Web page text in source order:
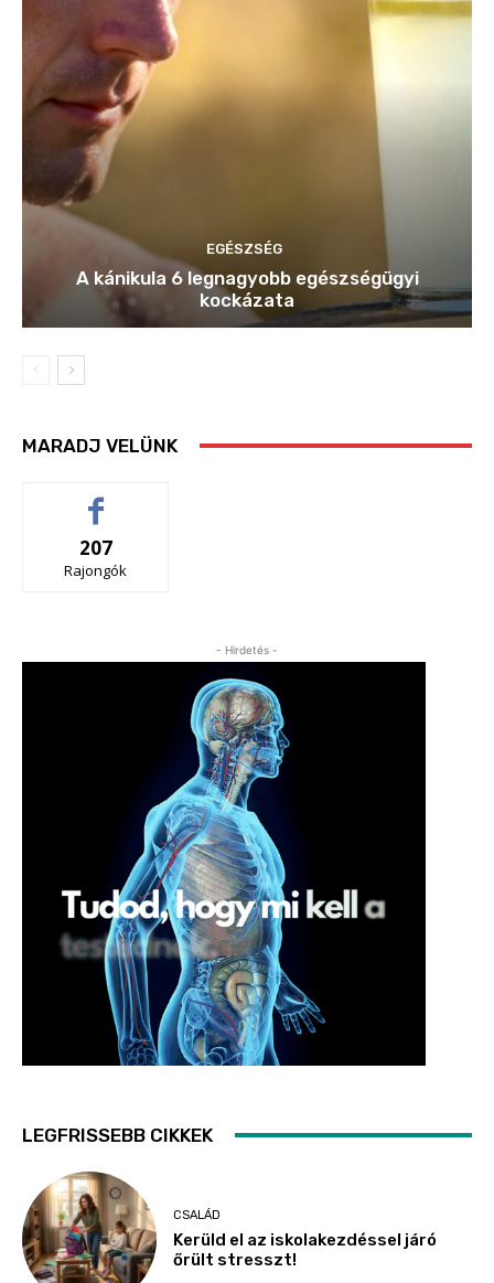
EGÉSZSÉG
A kánikula 6 legnagyobb egészségügyi
kockázata
MARADJ VELÜNK
207
Rajongók
- Hirdetés -
LEGFRISSEBB CIKKEK
CSALÁD
Kerüld el az iskolakezdéssel járó
őrült stresszt!